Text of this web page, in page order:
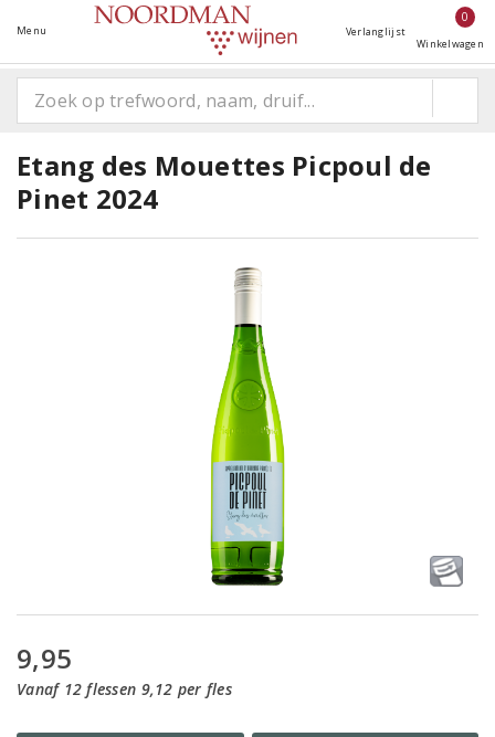
Menu Verlanglijst
0
Winkelwagen
Etang des Mouettes Picpoul de
Pinet 2024
9,95
Vanaf 12 flessen 9,12 per fles